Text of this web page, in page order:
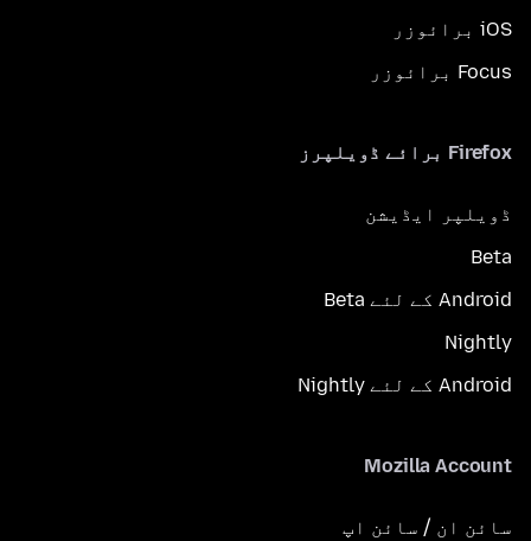
iOS برائوزر
Focus برائوزر
Firefox برائے ڈویلپرز
ڈویلپر ایڈیشن
Beta
Android کے لئے Beta
Nightly
Android کے لئے Nightly
Mozilla Account
سائن ان / سائن اپ